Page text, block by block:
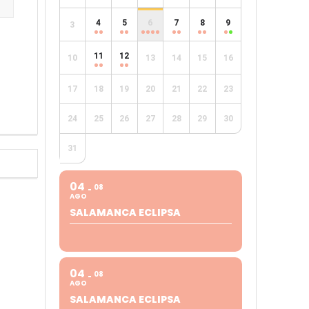
3 4 5 6 7 8 9
10 11 12 13 14 15 16
17 18 19 20 21 22 23
24 25 26 27 28 29 30
31
04
AGO
08
SALAMANCA ECLIPSA
04
AGO
08
SALAMANCA ECLIPSA